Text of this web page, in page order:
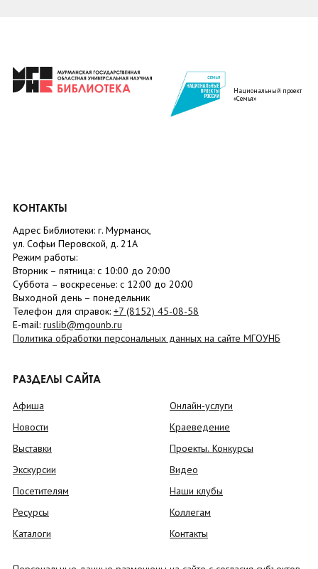
Национальный проект
«Семья»
КОНТАКТЫ
Адрес Библиотеки: г. Мурманск,
ул. Софьи Перовской, д. 21А
Режим работы:
Вторник – пятница: с 10:00 до 20:00
Суббота – воскресенье: c 12:00 до 20:00
Выходной день – понедельник
Телефон для справок: +7 (8152) 45-08-58
E-mail: ruslib@mgounb.ru
Политика обработки персональных данных на сайте МГОУНБ
РАЗДЕЛЫ САЙТА
Афиша
Новости
Выставки
Экскурсии
Посетителям
Ресурсы
Каталоги
Онлайн-услуги
Краеведение
Проекты. Конкурсы
Видео
Наши клубы
Коллегам
Контакты